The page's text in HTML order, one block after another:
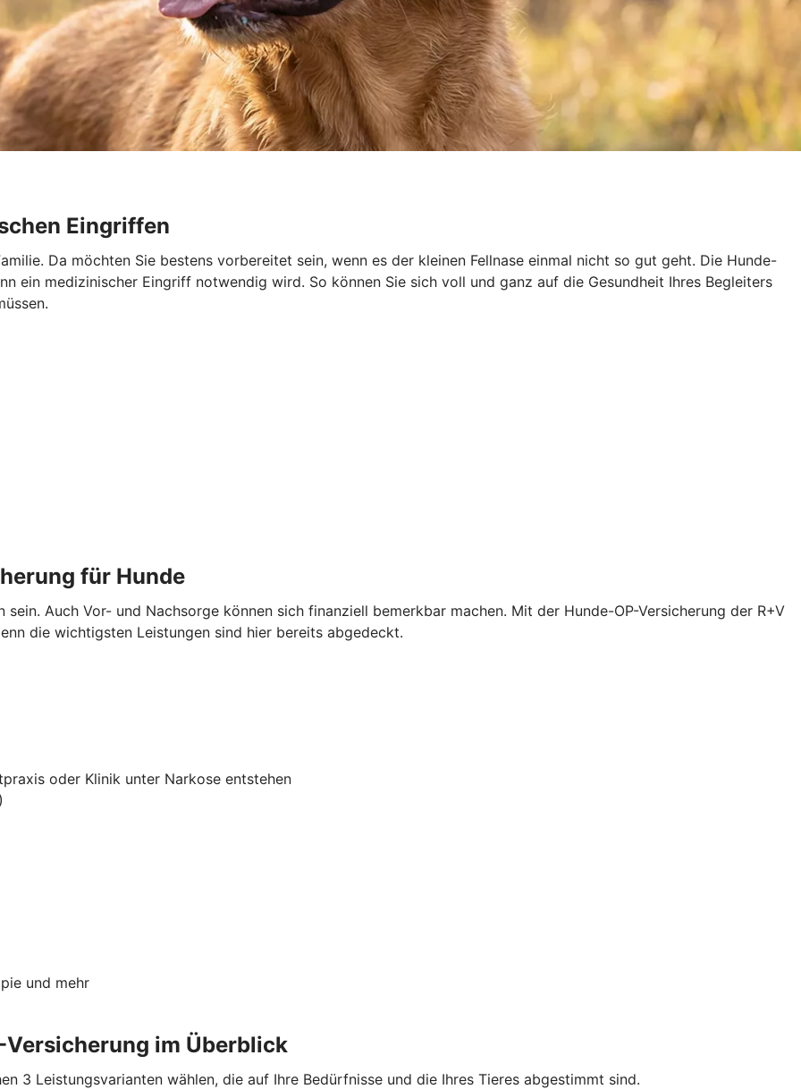
Eingriffen
Da möchten Sie bestens vorbereitet sein, wenn es der kleinen Fellnase einmal nicht so gut geht. Die Hunde-
ein medizinischer Eingriff notwendig wird. So können Sie sich voll und ganz auf die Gesundheit Ihres Begleiters
für Hunde
Auch Vor- und Nachsorge können sich finanziell bemerkbar machen. Mit der Hunde-OP-Versicherung der R+V
die wichtigsten Leistungen sind hier bereits abgedeckt.
oder Klinik unter Narkose entstehen
und mehr
im Überblick
3 Leistungsvarianten wählen, die auf Ihre Bedürfnisse und die Ihres Tieres abgestimmt sind.